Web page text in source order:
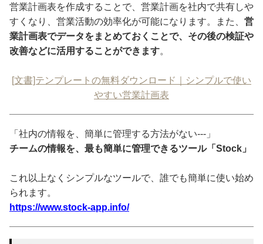
営業計画表を作成することで、営業計画を社内で共有しや
すくなり、営業活動の効率化が可能になります。また、 営
業計画表でデータをまとめておくことで、その後の検証や
改善などに活用することができます。
[文書]テンプレートの無料ダウンロード｜シンプルで使い
やすい営業計画表
「社内の情報を、簡単に管理する方法がない---」
チームの情報を、最も簡単に管理できるツール「Stock」
これ以上なくシンプルなツールで、誰でも簡単に使い始め
られます。
https://www.stock-app.info/